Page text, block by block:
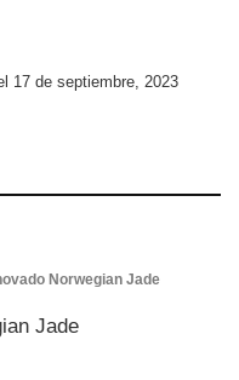
17 de septiembre, 2023
Norwegian Jade